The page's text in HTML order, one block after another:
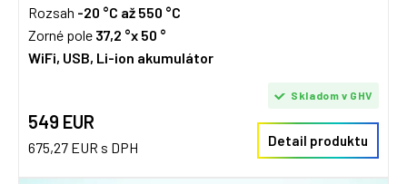
Rozsah -20 °C až 550 °C
Zorné pole 37,2 °x 50 °
WiFi, USB, Li-ion akumulátor
549 EUR
675,27 EUR s DPH
Skladom v GHV
Detail produktu